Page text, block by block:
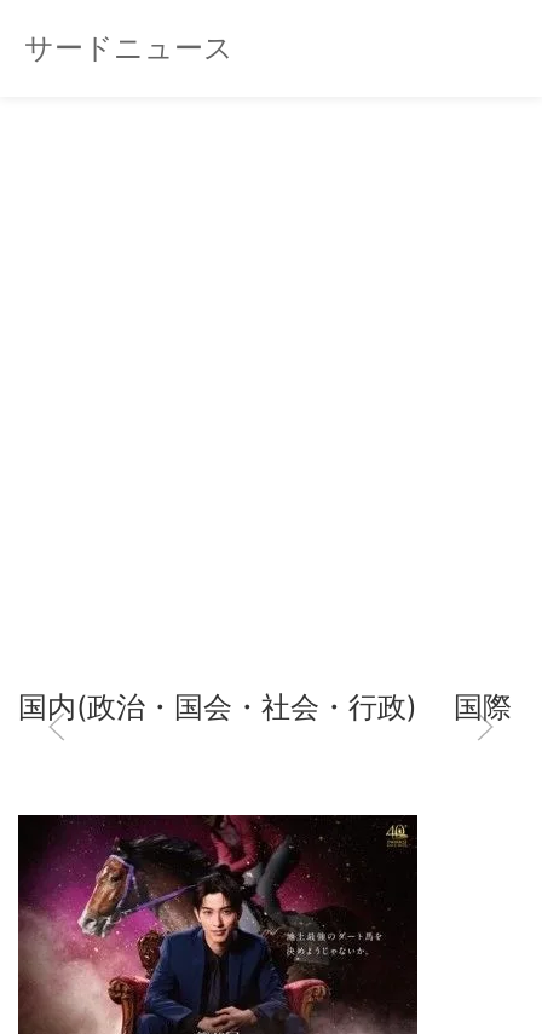
サードニュース
国内(政治・国会・社会・行政) 国際